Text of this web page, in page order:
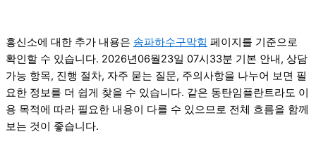
흥신소에 대한 추가 내용은 송파하수구막힘 페이지를 기준으로
확인할 수 있습니다. 2026년06월23일 07시33분 기본 안내, 상담
가능 항목, 진행 절차, 자주 묻는 질문, 주의사항을 나누어 보면 필
요한 정보를 더 쉽게 찾을 수 있습니다. 같은 동탄임플란트라도 이
용 목적에 따라 필요한 내용이 다를 수 있으므로 전체 흐름을 함께
보는 것이 좋습니다.